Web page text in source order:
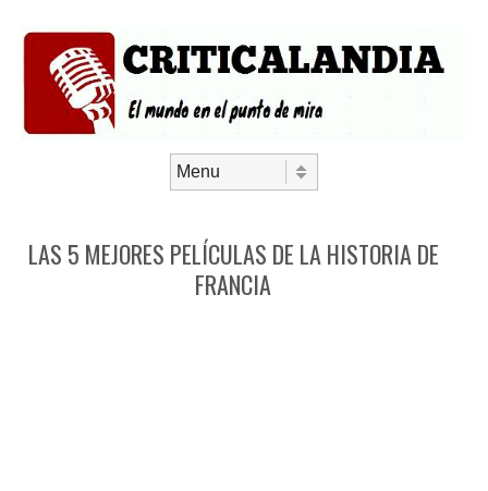
LAS 5 MEJORES PELÍCULAS DE LA HISTORIA DE
FRANCIA